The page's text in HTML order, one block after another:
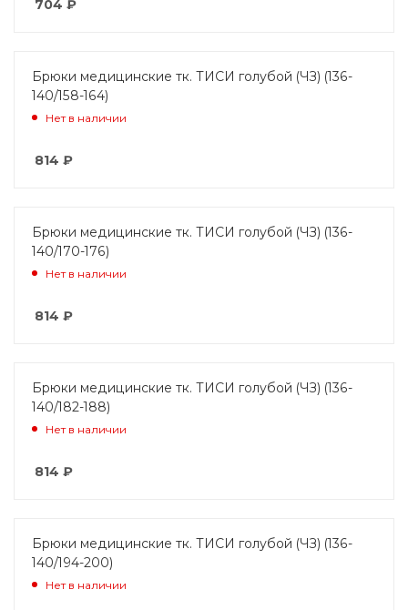
704 ₽
Брюки медицинские тк. ТИСИ голубой (ЧЗ) (136-
140/158-164)
Нет в наличии
814 ₽
Брюки медицинские тк. ТИСИ голубой (ЧЗ) (136-
140/170-176)
Нет в наличии
814 ₽
Брюки медицинские тк. ТИСИ голубой (ЧЗ) (136-
140/182-188)
Нет в наличии
814 ₽
Брюки медицинские тк. ТИСИ голубой (ЧЗ) (136-
140/194-200)
Нет в наличии